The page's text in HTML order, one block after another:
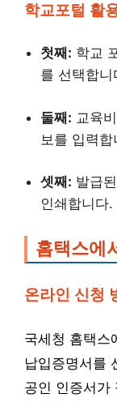
학교포털 활
첫째: 학교
를 선택합니
둘째: 교육
보를 입력합
셋째: 발급
인쇄합니다.
홈택스에
온라인 신청
국세청 홈택스
납입증명서를
공인 인증서가